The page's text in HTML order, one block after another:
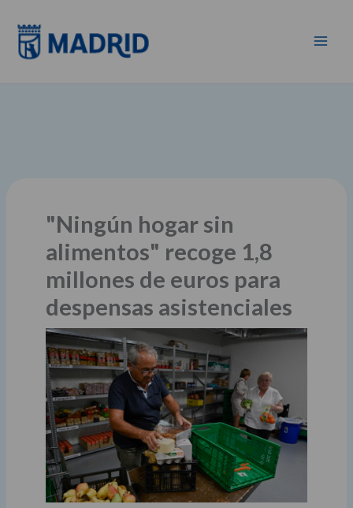
contenido
"Ningún hogar sin
alimentos" recoge 1,8
millones de euros para
despensas asistenciales